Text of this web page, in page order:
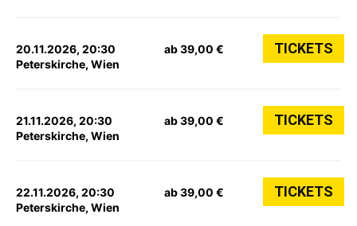
20.11.2026, 20:30
Peterskirche, Wien
ab 39,00 € TICKETS
21.11.2026, 20:30
Peterskirche, Wien
ab 39,00 € TICKETS
22.11.2026, 20:30
Peterskirche, Wien
ab 39,00 € TICKETS